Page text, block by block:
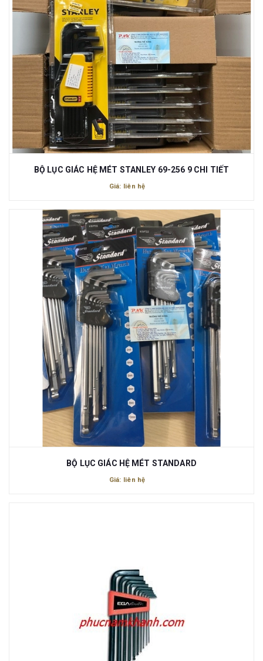
BỘ LỤC GIÁC HỆ MÉT STANLEY 69-256 9 CHI TIẾT
Giá: liên hệ
BỘ LỤC GIÁC HỆ MÉT STANDARD
Giá: liên hệ